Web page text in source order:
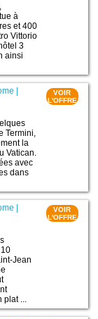
à
et 400
Vittorio
3
ainsi
|
Termini,
la
Vatican.
avec
dans
VOIR
L'OFFRE
|
Jean
plat ...
VOIR
L'OFFRE